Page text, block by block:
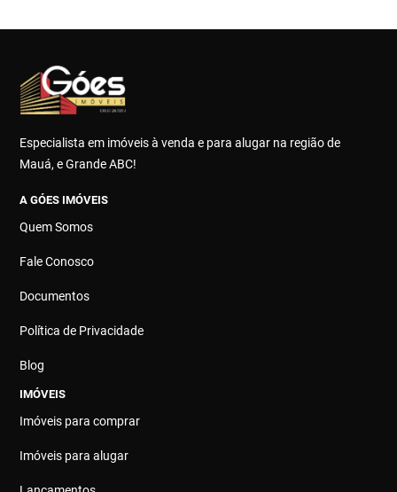
Especialista em imóveis à venda e para alugar na região de
Mauá, e Grande ABC!
A GÓES IMÓVEIS
Quem Somos
Fale Conosco
Documentos
Política de Privacidade
Blog
IMÓVEIS
Imóveis para comprar
Imóveis para alugar